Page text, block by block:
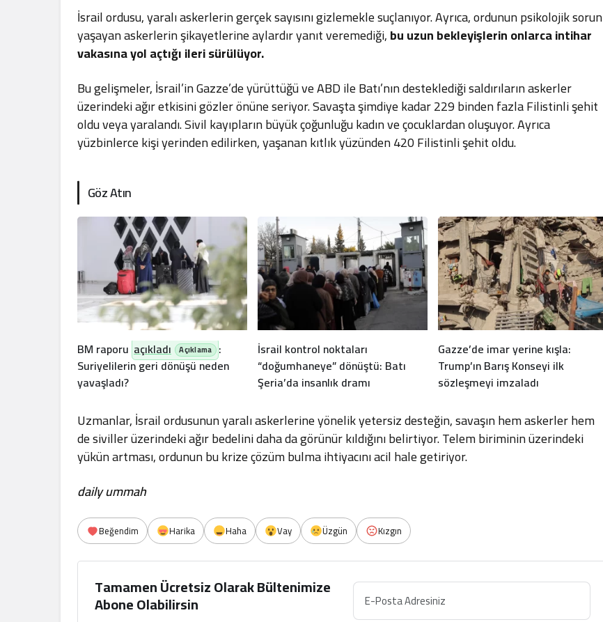
İsrail ordusu, yaralı askerlerin gerçek sayısını gizlemekle suçlanıyor. Ayrıca, ordunun psikolojik sorun
yaşayan askerlerin şikayetlerine aylardır yanıt veremediği,bu uzun bekleyişlerin onlarca intihar
vakasına yol açtığı ileri sürülüyor.
Bu gelişmeler, İsrail’in Gazze’de yürüttüğü ve ABD ile Batı’nın desteklediği saldırıların askerler
üzerindeki ağır etkisini gözler önüne seriyor. Savaşta şimdiye kadar 229 binden fazla Filistinli şehit
oldu veya yaralandı. Sivil kayıpların büyük çoğunluğu kadın ve çocuklardan oluşuyor. Ayrıca
yüzbinlerce kişi yerinden edilirken, yaşanan kıtlık yüzünden 420 Filistinli şehit oldu.
Göz Atın
BM raporu açıkladı
:
Suriyelilerin geri dönüşü neden
yavaşladı?
İsrail kontrol noktaları
“doğumhaneye” dönüştü: Batı
Şeria’da insanlık dramı
Gazze’de imar yerine kışla:
Trump’ın Barış Konseyi ilk
sözleşmeyi imzaladı
Uzmanlar, İsrail ordusunun yaralı askerlerine yönelik yetersiz desteğin, savaşın hem askerler hem
de siviller üzerindeki ağır bedelini daha da görünür kıldığını belirtiyor. Telem biriminin üzerindeki
yükün artması, ordunun bu krize çözüm bulma ihtiyacını acil hale getiriyor.
daily ummah
Beğendim Harika Haha Vay Üzgün Kızgın
Tamamen Ücretsiz Olarak Bültenimize
Abone Olabilirsin